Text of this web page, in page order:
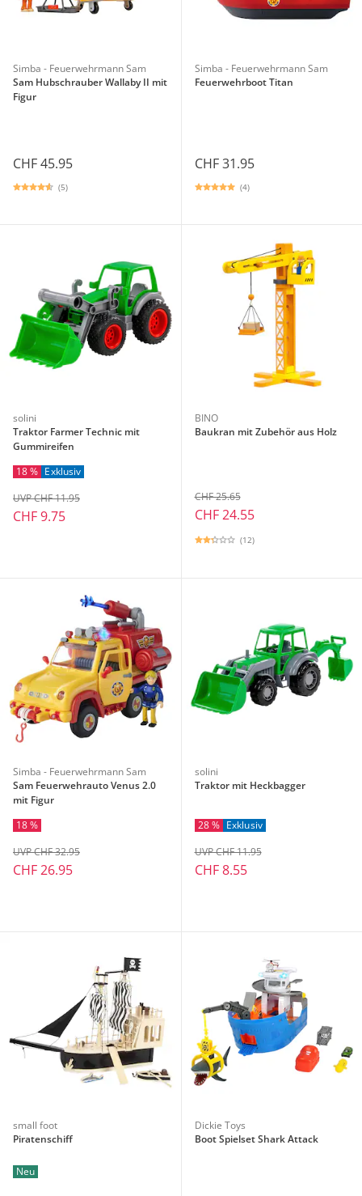
Simba - Feuerwehrmann Sam
Sam Hubschrauber Wallaby II mit
Figur
CHF 45.95
(5)
Simba - Feuerwehrmann Sam
Feuerwehrboot Titan
CHF 31.95
(4)
solini
Traktor Farmer Technic mit
Gummireifen
18 % Exklusiv
CHF 9.75
UVP CHF 11.95
BINO
Baukran mit Zubehör aus Holz
CHF 25.65
CHF 24.55
(12)
Simba - Feuerwehrmann Sam
Sam Feuerwehrauto Venus 2.0
mit Figur
18 %
CHF 26.95
UVP CHF 32.95
solini
Traktor mit Heckbagger
28 % Exklusiv
CHF 8.55
UVP CHF 11.95
small foot
Piratenschiff
Neu
Dickie Toys
Boot Spielset Shark Attack